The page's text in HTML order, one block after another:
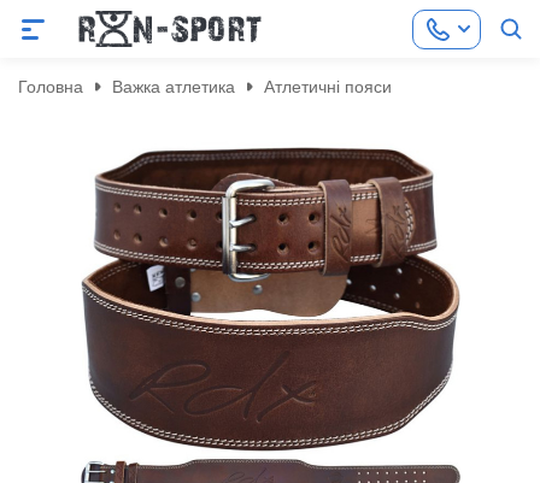
Головна Важка атлетика Атлетичні пояси